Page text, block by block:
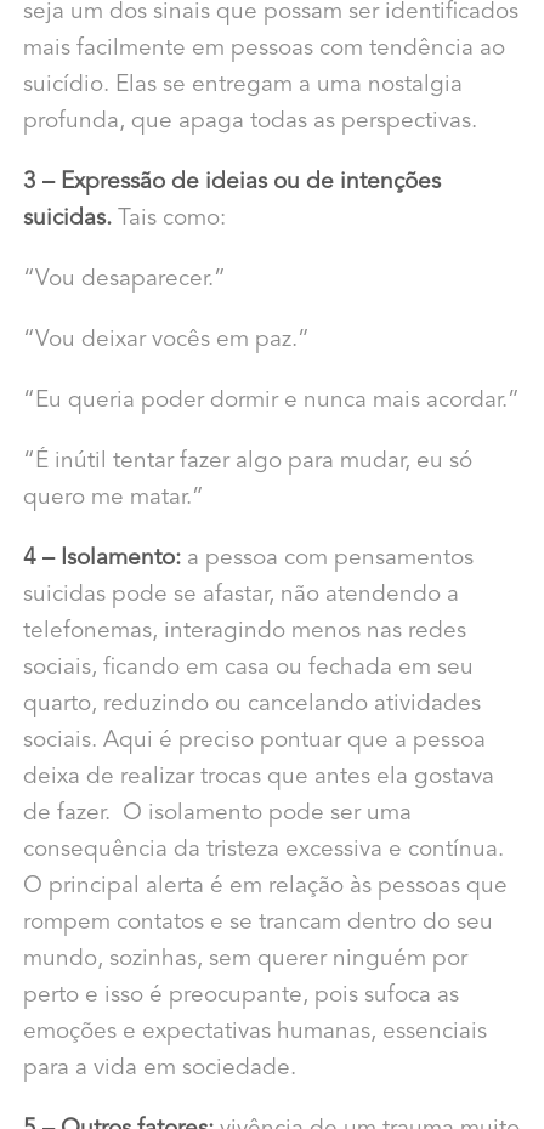
seja um dos sinais que possam ser identificados
mais facilmente em pessoas com tendência ao
suicídio. Elas se entregam a uma nostalgia
profunda, que apaga todas as perspectivas.
3 – Expressão de ideias ou de intenções
suicidas.Tais como:
“Vou desaparecer.”
“Vou deixar vocês em paz.”
“Eu queria poder dormir e nunca mais acordar.”
“É inútil tentar fazer algo para mudar, eu só
quero me matar.”
4 – Isolamento:a pessoa com pensamentos
suicidas pode se afastar, não atendendo a
telefonemas, interagindo menos nas redes
sociais, ficando em casa ou fechada em seu
quarto, reduzindo ou cancelando atividades
sociais. Aqui é preciso pontuar que a pessoa
deixa de realizar trocas que antes ela gostava
de fazer. O isolamento pode ser uma
consequência da tristeza excessiva e contínua.
O principal alerta é em relação às pessoas que
rompem contatos e se trancam dentro do seu
mundo, sozinhas, sem querer ninguém por
perto e isso é preocupante, pois sufoca as
emoções e expectativas humanas, essenciais
para a vida em sociedade.